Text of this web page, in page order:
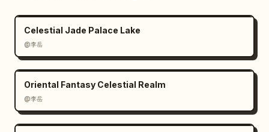
romântico misturado com artesanato em papel
premium, engenharia de livro pop-up, conto de
fadas vitoriano, detalhes em ouro
ornamentado, realismo mágico
sonhador","color_palette":"pergaminho marfim
quente, ouro antigo, vermelho rubi, rosas
rosa blush, céu estrelado marinho, madeira de
nogueira escura","lighting":"luz de velas
Celestial Jade Palace Lake
@李岳
Oriental Fantasy Celestial Realm
@李岳